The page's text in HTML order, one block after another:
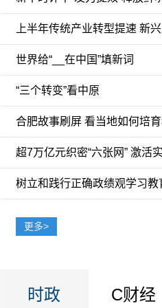
关爱——为户外劳动
上半年传统产业转型提速 新
世界给“__在中国”填新词
“三个转变”看中原
合肥故事刷屏 看当地如何培
超7万亿元织密“六张网” 激活
树立和践行正确政绩观学习教
更多>
时政 C财经